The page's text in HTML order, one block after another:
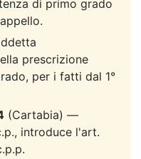
di primo grado
prescrizione
per i fatti dal 1°
(Cartabia) —
introduce l'art.